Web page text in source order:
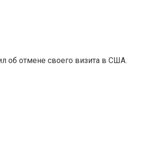
об отмене своего визита в США.